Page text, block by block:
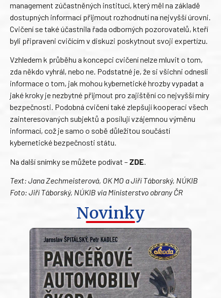
management zúčastněných institucí, který měl na základě
dostupných informací přijmout rozhodnutí na nejvyšší úrovni.
Cvičení se také účastnila řada odborných pozorovatelů, kteří
byli připraveni cvičícím v diskuzi poskytnout svoji expertízu.
Vzhledem k průběhu a koncepci cvičení nelze mluvit o tom,
zda někdo vyhrál, nebo ne. Podstatné je, že si všichni odnesli
informace o tom, jak mohou kybernetické hrozby vypadat a
jaké kroky je nezbytné přijmout pro zajištění co nejvyšší míry
bezpečnosti. Podobná cvičení také zlepšují kooperaci všech
zainteresovaných subjektů a posilují vzájemnou výměnu
informací, což je samo o sobě důležitou součástí
kybernetické bezpečnosti státu.
Na další snímky se můžete podívat – ZDE
Text: Jana Zechmeisterová, OK MO a Jiří Táborský, NÚKIB
Foto: Jiří Táborský, NÚKIB via Ministerstvo obrany ČR
Novinky